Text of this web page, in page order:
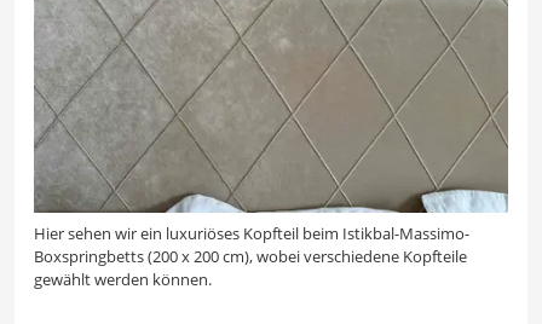
Hier sehen wir ein luxuriöses Kopfteil beim Istikbal-Massimo-
Boxspringbetts (200 x 200 cm), wobei verschiedene Kopfteile
gewählt werden können.